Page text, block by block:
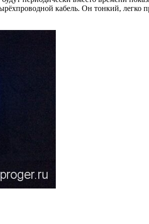
кабель. Он тонкий, легко